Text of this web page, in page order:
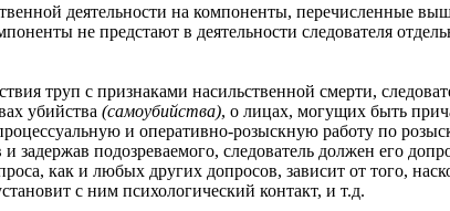
деятельности на компоненты, перечисленные
не предстают в деятельности следователя
с признаками насильственной смерти,
убийства (самоубийства), о лицах, могущих быть
и оперативно-розыскную работу по
подозреваемого, следователь должен его
как и любых других допросов, зависит от того,
с ним психологический контакт, и т.д.